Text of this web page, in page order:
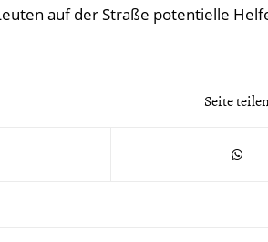
auf der Straße potentielle
Seite